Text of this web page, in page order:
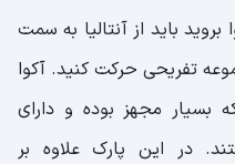
بروید باید از آنتالیا به سمت
تفریحی حرکت کنید. آکوا
بسیار مجهز بوده و دارای
در این پارک علاوه بر